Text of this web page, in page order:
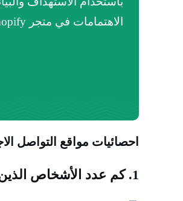
الاهتمامات في متجر Shopify الخاص بك.
احصائيات مواقع التواصل
1. كم عدد الأشخاص الذين يستخدمون وسائل التواصل الاجتماعي؟